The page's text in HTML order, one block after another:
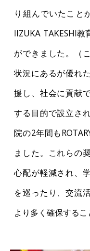
り組んでいたこと
IIZUKA TAKESHI教
ができました。（
状況にあるが優れ
援し、社会に貢献
する目的で設立さ
院の2年間も
ました。これらの
心配が軽減され、
を巡ったり、交流
より多く確保するこ